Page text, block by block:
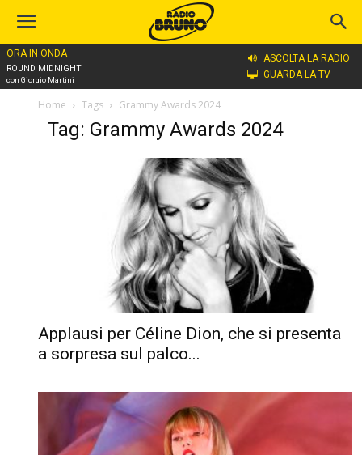
ORA IN ONDA
ROUND MIDNIGHT
con Giorgio Martini
ASCOLTA LA RADIO
GUARDA LA TV
Home Tags Grammy Awards 2024
Tag: Grammy Awards 2024
Applausi per Céline Dion, che si presenta
a sorpresa sul palco...